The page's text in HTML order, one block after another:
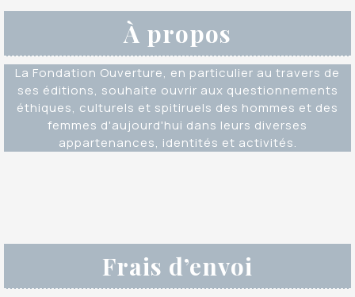
À propos
La Fondation Ouverture, en particulier au travers de
ses éditions, souhaite ouvrir aux questionnements
éthiques, culturels et spitiruels des hommes et des
femmes d'aujourd'hui dans leurs diverses
appartenances, identités et activités.
Frais d’envoi